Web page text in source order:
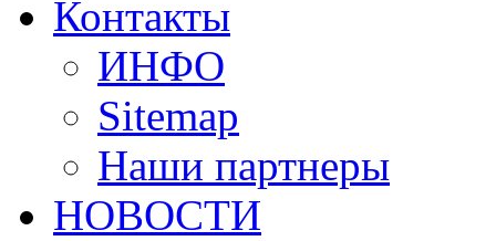
Контакты
ИНФО
Sitemap
Наши партнеры
НОВОСТИ